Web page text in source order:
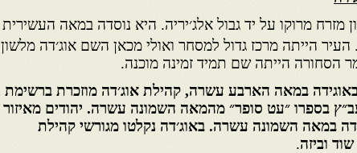
מזרח מרוקו על יד גבול אלג׳יריה. היא נוסדה במאה העשירית
. העיר הייתה מרכז גדול למסחר ואולי מכאן השם אוג׳דה מלשון
הסחורה הייתה שם תמיד זמינה מוכנה.
באוגידה במאה הארבע עשרה, קהילת אוג׳דה מוזכרת ברשימת
בספרו ״עט סופר״ מהמאה השמונה עשרה. יהודים מאיזור
במאה השמונה עשרה. באוג׳דה נקלטו מגורשי קהילת
וביזה.